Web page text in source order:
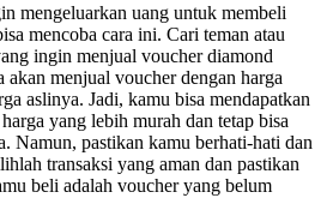
mengeluarkan uang untuk membeli
mencoba cara ini. Cari teman atau
ingin menjual voucher diamond
akan menjual voucher dengan harga
aslinya. Jadi, kamu bisa mendapatkan
yang lebih murah dan tetap bisa
Namun, pastikan kamu berhati-hati dan
transaksi yang aman dan pastikan
beli adalah voucher yang belum